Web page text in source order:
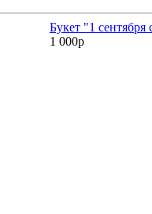
Букет "1 сентября
1 000р